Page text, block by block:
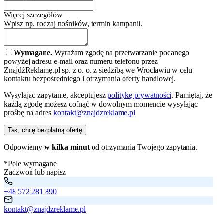
Więcej szczegółów
Wpisz np. rodzaj nośników, termin kampanii.
Wymagane. Wyrażam zgodę na przetwarzanie podanego
powyżej adresu e-mail oraz numeru telefonu przez
ZnajdźReklamę.pl sp. z o. o. z siedzibą we Wrocławiu w celu
kontaktu bezpośredniego i otrzymania oferty handlowej.
Wysyłając zapytanie, akceptujesz politykę prywatności. Pamiętaj, że
każdą zgodę możesz cofnąć w dowolnym momencie wysyłając
prośbę na adres kontakt@znajdzreklame.pl
Tak, chcę bezpłatną ofertę
Odpowiemy w kilka minut od otrzymania Twojego zapytania.
*Pole wymagane
Zadzwoń lub napisz
+48 572 281 890
kontakt@znajdzreklame.pl